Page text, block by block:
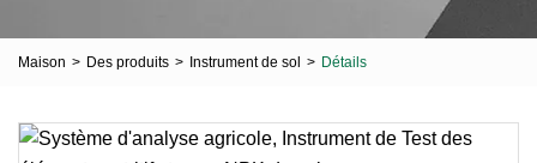
Maison > Des produits > Instrument de sol > Détails